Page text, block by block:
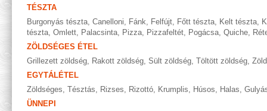
TÉSZTA
Burgonyás tészta, Canelloni, Fánk, Felfújt, Főtt tészta, Kelt tészta,
tészta, Omlett, Palacsinta, Pizza, Pizzafeltét, Pogácsa, Quiche,
ZÖLDSÉGES ÉTEL
Grillezett zöldség, Rakott zöldség, Sült zöldség, Töltött zöldség,
EGYTÁLÉTEL
Zöldséges, Tésztás, Rizses, Rizottó, Krumplis, Húsos, Halas,
ÜNNEPI